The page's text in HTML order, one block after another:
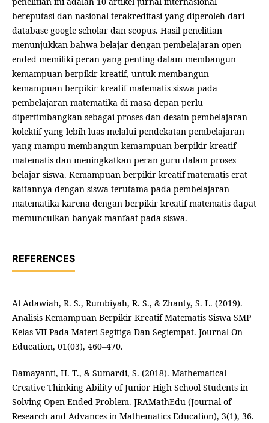
bereputasi dan nasional terakreditasi yang diperoleh dari
database google scholar dan scopus. Hasil penelitian
menunjukkan bahwa belajar dengan pembelajaran open-
ended memiliki peran yang penting dalam membangun
kemampuan berpikir kreatif, untuk membangun
kemampuan berpikir kreatif matematis siswa pada
pembelajaran matematika di masa depan perlu
dipertimbangkan sebagai proses dan desain pembelajaran
kolektif yang lebih luas melalui pendekatan pembelajaran
yang mampu membangun kemampuan berpikir kreatif
matematis dan meningkatkan peran guru dalam proses
belajar siswa. Kemampuan berpikir kreatif matematis erat
kaitannya dengan siswa terutama pada pembelajaran
matematika karena dengan berpikir kreatif matematis dapat
memunculkan banyak manfaat pada siswa.
REFERENCES
Al Adawiah, R. S., Rumbiyah, R. S., & Zhanty, S. L. (2019).
Analisis Kemampuan Berpikir Kreatif Matematis Siswa SMP
Kelas VII Pada Materi Segitiga Dan Segiempat. Journal On
Education, 01(03), 460–470.
Damayanti, H. T., & Sumardi, S. (2018). Mathematical
Creative Thinking Ability of Junior High School Students in
Solving Open-Ended Problem. JRAMathEdu (Journal of
Research and Advances in Mathematics Education), 3(1), 36.